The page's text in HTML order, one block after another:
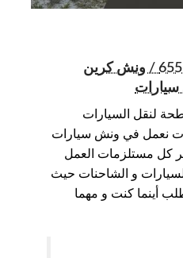
ونش الضباعية / 65557275 / ونش كرين
لنقل السيارات
نعمل في ونش سيارات
كل مستلزمات العمل
و الشاحنات حيث
أينما كنت و مهما